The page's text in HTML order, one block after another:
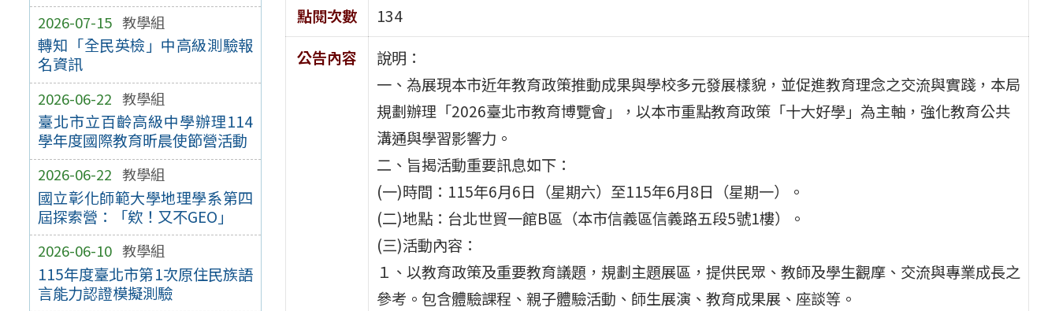
2026-07-15 教學組
轉知「全民英檢」中高級測驗報
名資訊
2026-06-22 教學組
臺北市立百齡高級中學辦理114
學年度國際教育昕晨使節營活動
2026-06-22 教學組
國立彰化師範大學地理學系第四
屆探索營：「欸！又不GEO」
2026-06-10 教學組
115年度臺北市第1次原住民族語
言能力認證模擬測驗
點閱次數
134
公告內容
說明：
一、為展現本市近年教育政策推動成果與學校多元發展樣貌，並促進教育理念之交流與實踐，本局
規劃辦理「2026臺北市教育博覽會」，以本市重點教育政策「十大好學」為主軸，強化教育公共
溝通與學習影響力。
二、旨揭活動重要訊息如下：
(一)時間：115年6月6日（星期六）至115年6月8日（星期一）。
(二)地點：台北世貿一館B區（本市信義區信義路五段5號1樓）。
(三)活動內容：
１、以教育政策及重要教育議題，規劃主題展區，提供民眾、教師及學生觀摩、交流與專業成長之
參考。包含體驗課程、親子體驗活動、師生展演、教育成果展、座談等。